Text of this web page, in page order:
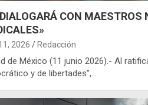
CON MAESTROS
2026 Redacción
de México (11 junio 2026).- Al
y de libertades”,…